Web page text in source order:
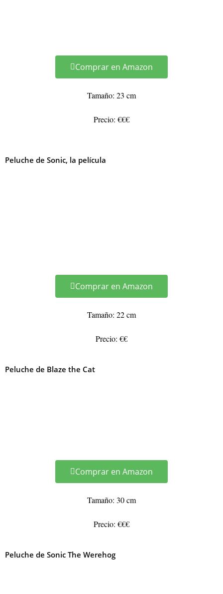
Comprar en Amazon
Tamaño: 23 cm
Precio: €€€
Peluche de Sonic, la película
Comprar en Amazon
Tamaño: 22 cm
Precio: €€
Peluche de Blaze the Cat
Comprar en Amazon
Tamaño: 30 cm
Precio: €€€
Peluche de Sonic The Werehog